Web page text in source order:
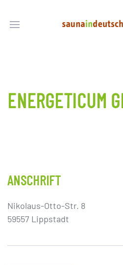
ENERGETICUM
ANSCHRIFT
Nikolaus-Otto-Str. 8
59557 Lippstadt